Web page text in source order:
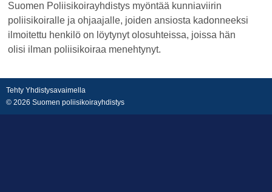
Suomen Poliisikoirayhdistys myöntää kunniaviirin
poliisikoiralle ja ohjaajalle, joiden ansiosta kadonneeksi
ilmoitettu henkilö on löytynyt olosuhteissa, joissa hän
olisi ilman poliisikoiraa menehtynyt.
Tehty Yhdistysavaimella
© 2026 Suomen poliisikoirayhdistys